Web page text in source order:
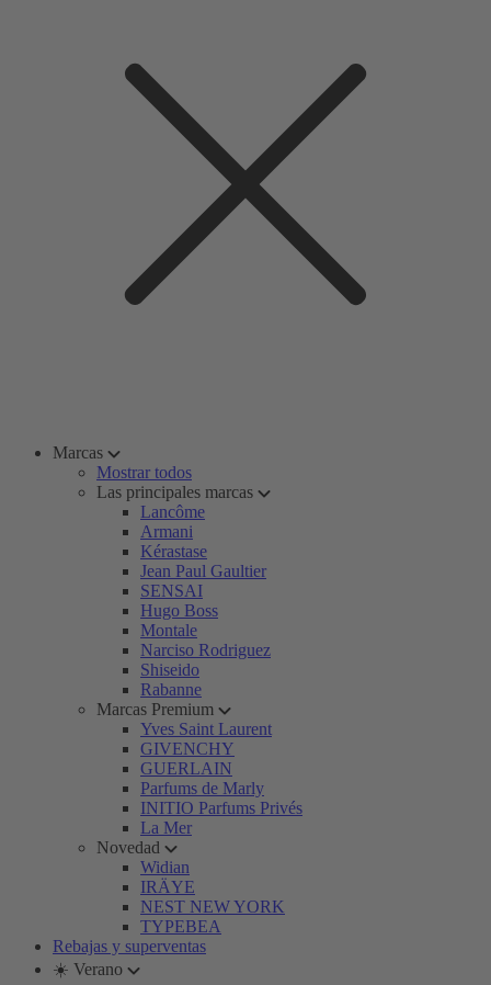
Marcas
Mostrar todos
Las principales marcas
Lancôme
Armani
Kérastase
Jean Paul Gaultier
SENSAI
Hugo Boss
Montale
Narciso Rodriguez
Shiseido
Rabanne
Marcas Premium
Yves Saint Laurent
GIVENCHY
GUERLAIN
Parfums de Marly
INITIO Parfums Privés
La Mer
Novedad
Widian
IRÄYE
NEST NEW YORK
TYPEBEA
Rebajas y superventas
☀️ Verano